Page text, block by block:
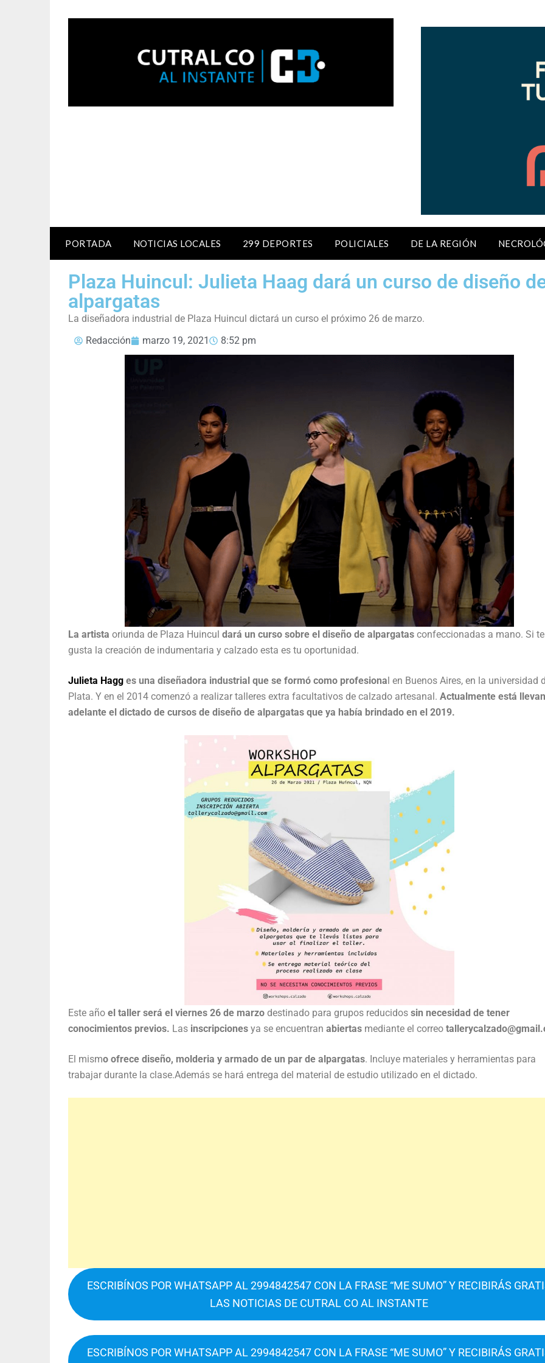
PORTADA NOTICIAS LOCALES 299 DEPORTES POLICIALES DE LA REGIÓN
Plaza Huincul: Julieta Haag dará un curso de diseño
alpargatas
La diseñadora industrial de Plaza Huincul dictará un curso el próximo 26 de marzo.
Redacción
marzo 19, 2021 8:52 pm
La artista oriunda de Plaza Huincul dará un curso sobre el diseño de alpargatas confeccionadas a mano. Si te
gusta la creación de indumentaria y calzado esta es tu oportunidad.
Julieta Hagg es una diseñadora industrial que se formó como profesional en Buenos Aires, en la universidad
Plata. Y en el 2014 comenzó a realizar talleres extra facultativos de calzado artesanal. Actualmente está
adelante el dictado de cursos de diseño de alpargatas que ya había brindado en el 2019.
Este año el taller será el viernes 26 de marzo destinado para grupos reducidos sin necesidad de tener
conocimientos previos. Las inscripciones ya se encuentran abiertas mediante el correo
El mismo ofrece diseño, molderia y armado de un par de alpargatas. Incluye materiales y herramientas para
trabajar durante la clase.Además se hará entrega del material de estudio utilizado en el dictado.
ESCRIBÍNOS POR WHATSAPP AL 2994842547 CON LA FRASE “ME SUMO” Y RECIBIRÁS
LAS NOTICIAS DE CUTRAL CO AL INSTANTE
ESCRIBÍNOS POR WHATSAPP AL 2994842547 CON LA FRASE “ME SUMO” Y RECIBIRÁS